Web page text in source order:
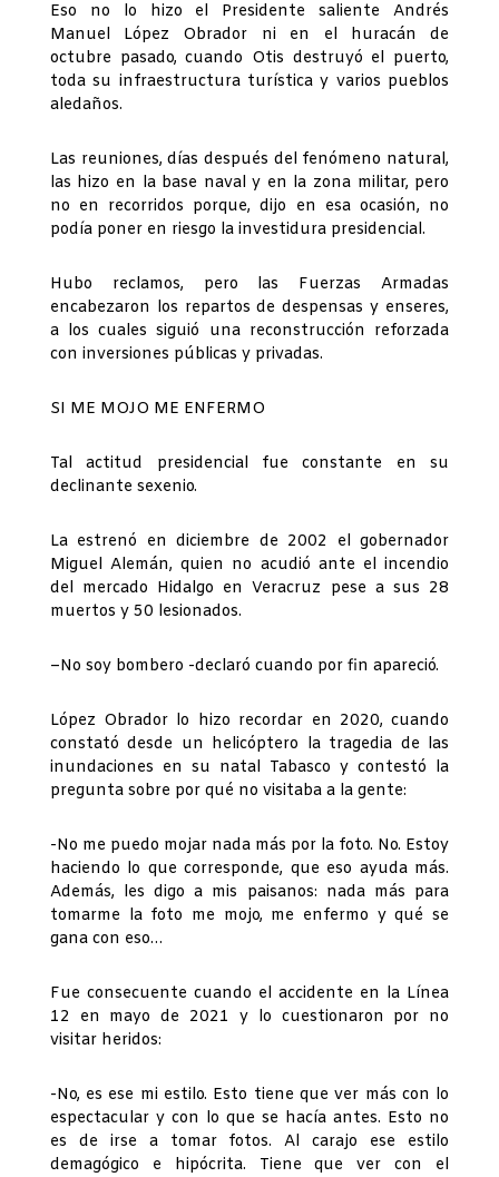
Eso no lo hizo el Presidente saliente Andrés
Manuel López Obrador ni en el huracán de
octubre pasado, cuando Otis destruyó el puerto,
toda su infraestructura turística y varios pueblos
aledaños.
Las reuniones, días después del fenómeno natural,
las hizo en la base naval y en la zona militar, pero
no en recorridos porque, dijo en esa ocasión, no
podía poner en riesgo la investidura presidencial.
Hubo reclamos, pero las Fuerzas Armadas
encabezaron los repartos de despensas y enseres,
a los cuales siguió una reconstrucción reforzada
con inversiones públicas y privadas.
SI ME MOJO ME ENFERMO
Tal actitud presidencial fue constante en su
declinante sexenio.
La estrenó en diciembre de 2002 el gobernador
Miguel Alemán, quien no acudió ante el incendio
del mercado Hidalgo en Veracruz pese a sus 28
muertos y 50 lesionados.
–No soy bombero -declaró cuando por fin apareció.
López Obrador lo hizo recordar en 2020, cuando
constató desde un helicóptero la tragedia de las
inundaciones en su natal Tabasco y contestó la
pregunta sobre por qué no visitaba a la gente:
-No me puedo mojar nada más por la foto. No. Estoy
haciendo lo que corresponde, que eso ayuda más.
Además, les digo a mis paisanos: nada más para
tomarme la foto me mojo, me enfermo y qué se
gana con eso…
Fue consecuente cuando el accidente en la Línea
12 en mayo de 2021 y lo cuestionaron por no
visitar heridos:
-No, es ese mi estilo. Esto tiene que ver más con lo
espectacular y con lo que se hacía antes. Esto no
es de irse a tomar fotos. Al carajo ese estilo
demagógico e hipócrita. Tiene que ver con el